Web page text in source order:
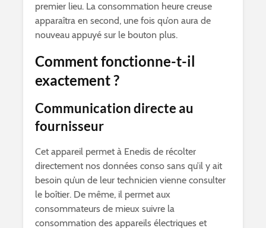
premier lieu. La consommation heure creuse
apparaîtra en second, une fois qu’on aura de
nouveau appuyé sur le bouton plus.
Comment fonctionne-t-il
exactement ?
Communication directe au
fournisseur
Cet appareil permet à Enedis de récolter
directement nos données conso sans qu’il y ait
besoin qu’un de leur technicien vienne consulter
le boîtier. De même, il permet aux
consommateurs de mieux suivre la
consommation des appareils électriques et